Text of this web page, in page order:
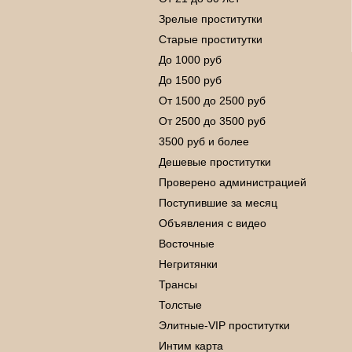
Зрелые проститутки
Старые проститутки
До 1000 руб
До 1500 руб
От 1500 до 2500 руб
От 2500 до 3500 руб
3500 руб и более
Дешевые проститутки
Проверено администрацией
Поступившие за месяц
Объявления с видео
Восточные
Негритянки
Трансы
Толстые
Элитные-VIP проститутки
Интим карта